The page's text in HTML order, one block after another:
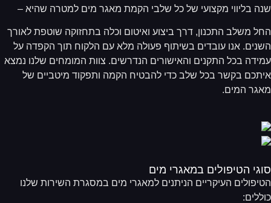
בליווי מקצועי של כל שלבי הקמת מאגר מים למטרה שהיא –
משלב התכנון, דרך ביצוע ואיטום וכלה בתחזוקה שוטפת לאורך
אנו עובדים בשיתוף פעולה מלא עם הלקוח תוך הקפדה על
בכל התקנים והאישורים הנדרשים. צוות המומחים שלנו נמצא
בקשר בכל שלב כדי להבטיח הקמה ותפקוד מיטביים של
המים.
הטיפולים במאגרי מים
העיקריים הניתנים למאגרי מים במסגרת השירות שלנו